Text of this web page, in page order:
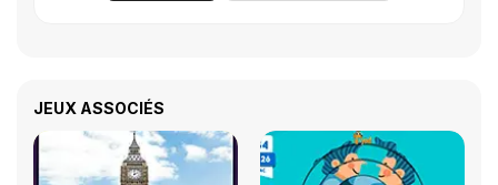
JEUX ASSOCIÉS